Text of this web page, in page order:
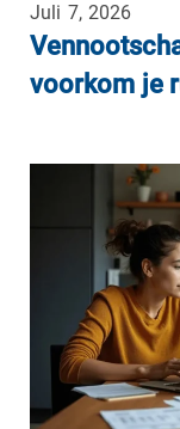
Juli 7, 2026
voorkom je